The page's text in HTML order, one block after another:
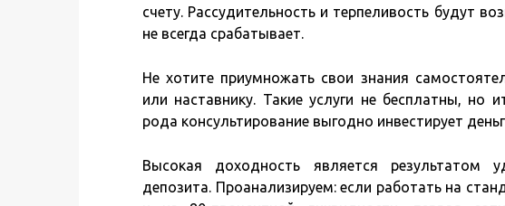
счету. Рассудительность и терпеливость будут
не всегда срабатывает.
Не хотите приумножать свои знания
или наставнику. Такие услуги не бесплатны, но
рода консультирование выгодно инвестирует
Высокая доходность является результатом
депозита. Проанализируем: если работать на